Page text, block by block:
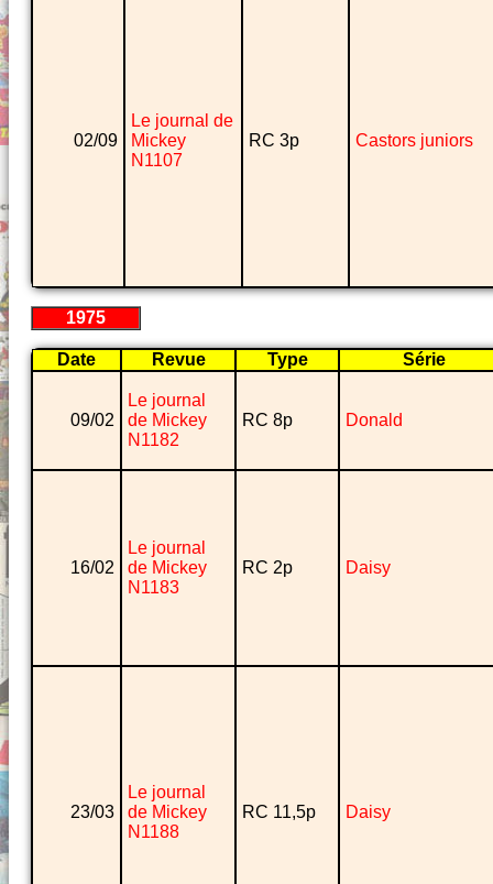
02/09
Le journal de
Mickey
N1107
RC 3p Castors juniors
1975
Date Revue Type Série
09/02
Le journal
de Mickey
N1182
RC 8p Donald
16/02
Le journal
de Mickey
N1183
RC 2p Daisy
23/03
Le journal
de Mickey
N1188
RC 11,5p Daisy